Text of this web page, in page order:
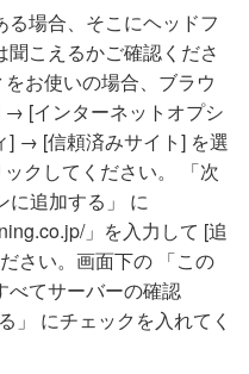
場合、そこにヘッドフ
聞こえるかご確認くださ
お使いの場合、ブラウ
[インターネットオプシ
] → [信頼済みサイト] を選
クしてください。 「次
に追加する」 に
」を入力して [追
さい。画面下の 「この
べてサーバーの確認
」 にチェックを入れてく